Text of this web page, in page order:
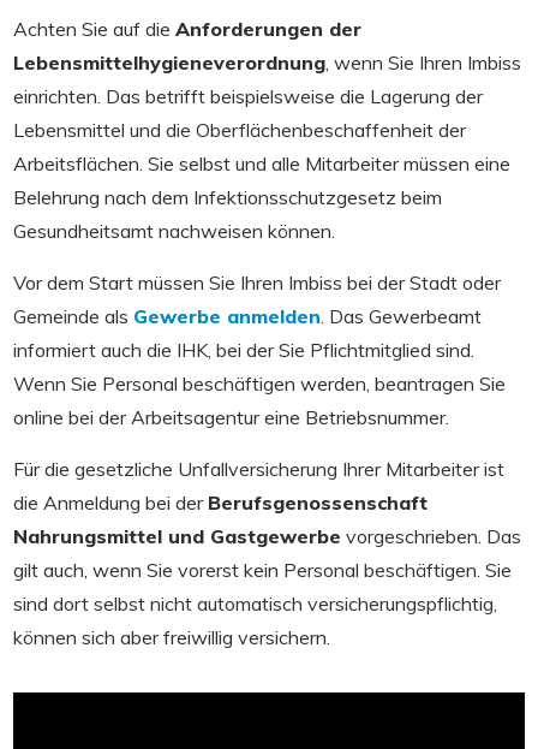
Achten Sie auf die Anforderungen der
Lebensmittelhygieneverordnung, wenn Sie Ihren Imbiss
einrichten. Das betrifft beispielsweise die Lagerung der
Lebensmittel und die Oberflächenbeschaffenheit der
Arbeitsflächen. Sie selbst und alle Mitarbeiter müssen eine
Belehrung nach dem Infektionsschutzgesetz beim
Gesundheitsamt nachweisen können.
Vor dem Start müssen Sie Ihren Imbiss bei der Stadt oder
Gemeinde als Gewerbe anmelden. Das Gewerbeamt
informiert auch die IHK, bei der Sie Pflichtmitglied sind.
Wenn Sie Personal beschäftigen werden, beantragen Sie
online bei der Arbeitsagentur eine Betriebsnummer.
Für die gesetzliche Unfallversicherung Ihrer Mitarbeiter ist
die Anmeldung bei der Berufsgenossenschaft
Nahrungsmittel und Gastgewerbe vorgeschrieben. Das
gilt auch, wenn Sie vorerst kein Personal beschäftigen. Sie
sind dort selbst nicht automatisch versicherungspflichtig,
können sich aber freiwillig versichern.